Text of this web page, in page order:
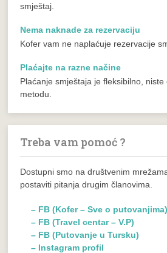
smještaj.
Nema naknade za rezervaciju
Kofer vam ne naplaćuje rezervacije
Plaćajte na razne načine
Plaćanje smještaja je fleksibilno,
metodu.
Treba vam pomoć ?
Dostupni smo na društvenim
postaviti pitanja drugim članovima.
– FB (Kofer – Sve o putovanjima)
– FB (Travel centar – V.P)
– FB (Putovanje u Tursku)
– Instagram profil